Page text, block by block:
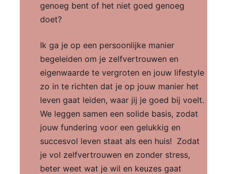
genoeg bent of het niet goed genoeg
doet?
Ik ga je op een persoonlijke manier
begeleiden om je zelfvertrouwen en
eigenwaarde te vergroten en jouw lifestyle
zo in te richten dat je op jouw manier het
leven gaat leiden, waar jij je goed bij voelt.
We leggen samen een solide basis, zodat
jouw fundering voor een gelukkig en
succesvol leven staat als een huis! Zodat
je vol zelfvertrouwen en zonder stress,
beter weet wat je wil en keuzes gaat